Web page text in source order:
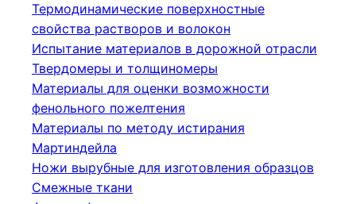
Термодинамические поверхностные
свойства растворов и волокон
Испытание материалов в дорожной отрасли
Твердомеры и толщиномеры
Материалы для оценки возможности
фенольного пожелтения
Материалы по методу истирания
Мартиндейла
Ножи вырубные для изготовления образцов
Смежные ткани